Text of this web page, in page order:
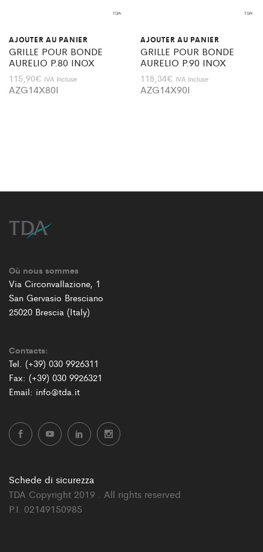
AJOUTER AU PANIER
GRILLE POUR BONDE
AURELIO P.80 INOX
115,90€ IVA Incluse
AZG14X80I
AJOUTER AU PANIER
GRILLE POUR BONDE
AURELIO P.90 INOX
118,34€ IVA Incluse
AZG14X90I
Où nous sommes
Via Circonvallazione, 1
San Gervasio Bresciano
25020 Brescia (Italy)
Contacts:
Tel. (+39) 030 9926311
Fax: (+39) 030 9926321
Email: info@tda.it
Schede di sicurezza
TDA Copyright 2019 . All rights reserved
P.I. 02149150985